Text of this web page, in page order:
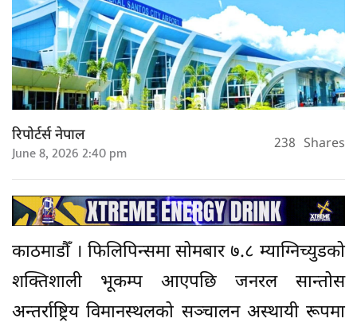
रिपोर्टर्स नेपाल
June 8, 2026 2:40 pm 238 Shares
काठमाडाैँ । फिलिपिन्समा सोमबार ७.८ म्याग्निच्युडको
शक्तिशाली भूकम्प आएपछि जनरल सान्तोस
अन्तर्राष्ट्रिय विमानस्थलको सञ्चालन अस्थायी रूपमा